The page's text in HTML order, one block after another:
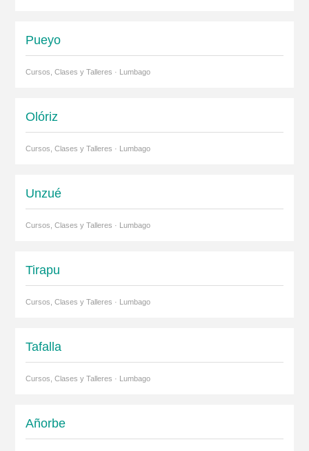
Pueyo
Cursos, Clases y Talleres · Lumbago
Olóriz
Cursos, Clases y Talleres · Lumbago
Unzué
Cursos, Clases y Talleres · Lumbago
Tirapu
Cursos, Clases y Talleres · Lumbago
Tafalla
Cursos, Clases y Talleres · Lumbago
Añorbe